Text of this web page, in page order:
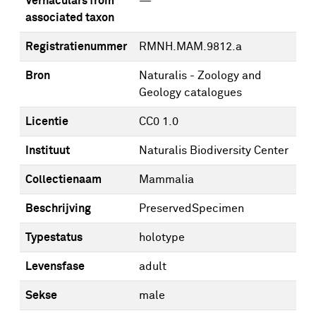
associated taxon
Registratienummer RMNH.MAM.9812.a
Bron
Naturalis - Zoology and
Geology catalogues
Licentie CC0 1.0
Instituut Naturalis Biodiversity Center
Collectienaam Mammalia
Beschrijving PreservedSpecimen
Typestatus holotype
Levensfase adult
Sekse male